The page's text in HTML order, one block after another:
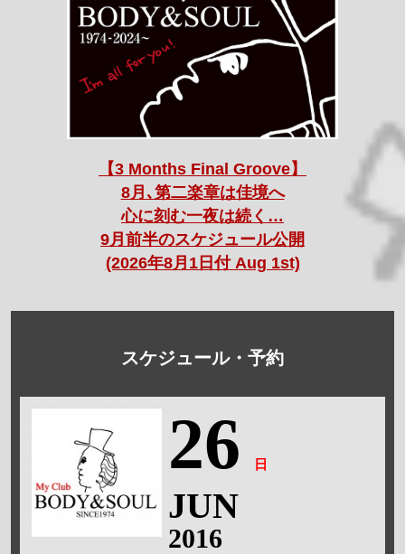
【3 Months Final Groove】
8月､第二楽章は佳境へ
心に刻む一夜は続く…
9月前半のスケジュール公開
(2026年8月1日付 Aug 1st)
スケジュール・予約
26 日
JUN
2016